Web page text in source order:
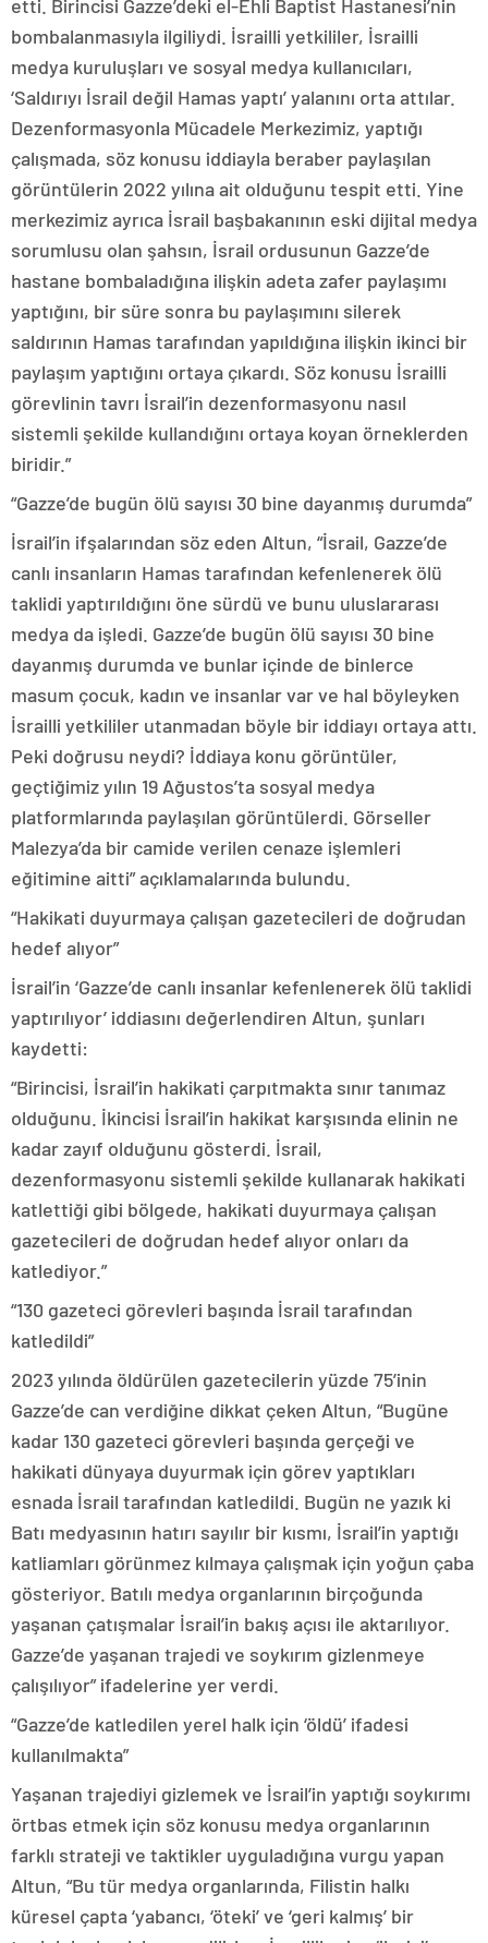
etti. Birincisi Gazze’deki el-Ehli Baptist Hastanesi’nin
bombalanmasıyla ilgiliydi. İsrailli yetkililer, İsrailli
medya kuruluşları ve sosyal medya kullanıcıları,
‘Saldırıyı İsrail değil Hamas yaptı’ yalanını orta attılar.
Dezenformasyonla Mücadele Merkezimiz, yaptığı
çalışmada, söz konusu iddiayla beraber paylaşılan
görüntülerin 2022 yılına ait olduğunu tespit etti. Yine
merkezimiz ayrıca İsrail başbakanının eski dijital medya
sorumlusu olan şahsın, İsrail ordusunun Gazze’de
hastane bombaladığına ilişkin adeta zafer paylaşımı
yaptığını, bir süre sonra bu paylaşımını silerek
saldırının Hamas tarafından yapıldığına ilişkin ikinci bir
paylaşım yaptığını ortaya çıkardı. Söz konusu İsrailli
görevlinin tavrı İsrail’in dezenformasyonu nasıl
sistemli şekilde kullandığını ortaya koyan örneklerden
biridir.”
“Gazze’de bugün ölü sayısı 30 bine dayanmış durumda”
İsrail’in ifşalarından söz eden Altun, “İsrail, Gazze’de
canlı insanların Hamas tarafından kefenlenerek ölü
taklidi yaptırıldığını öne sürdü ve bunu uluslararası
medya da işledi. Gazze’de bugün ölü sayısı 30 bine
dayanmış durumda ve bunlar içinde de binlerce
masum çocuk, kadın ve insanlar var ve hal böyleyken
İsrailli yetkililer utanmadan böyle bir iddiayı ortaya attı.
Peki doğrusu neydi? İddiaya konu görüntüler,
geçtiğimiz yılın 19 Ağustos’ta sosyal medya
platformlarında paylaşılan görüntülerdi. Görseller
Malezya’da bir camide verilen cenaze işlemleri
eğitimine aitti” açıklamalarında bulundu.
“Hakikati duyurmaya çalışan gazetecileri de doğrudan
hedef alıyor”
İsrail’in ‘Gazze’de canlı insanlar kefenlenerek ölü taklidi
yaptırılıyor’ iddiasını değerlendiren Altun, şunları
kaydetti:
“Birincisi, İsrail’in hakikati çarpıtmakta sınır tanımaz
olduğunu. İkincisi İsrail’in hakikat karşısında elinin ne
kadar zayıf olduğunu gösterdi. İsrail,
dezenformasyonu sistemli şekilde kullanarak hakikati
katlettiği gibi bölgede, hakikati duyurmaya çalışan
gazetecileri de doğrudan hedef alıyor onları da
katlediyor.”
“130 gazeteci görevleri başında İsrail tarafından
katledildi”
2023 yılında öldürülen gazetecilerin yüzde 75’inin
Gazze’de can verdiğine dikkat çeken Altun, “Bugüne
kadar 130 gazeteci görevleri başında gerçeği ve
hakikati dünyaya duyurmak için görev yaptıkları
esnada İsrail tarafından katledildi. Bugün ne yazık ki
Batı medyasının hatırı sayılır bir kısmı, İsrail’in yaptığı
katliamları görünmez kılmaya çalışmak için yoğun çaba
gösteriyor. Batılı medya organlarının birçoğunda
yaşanan çatışmalar İsrail’in bakış açısı ile aktarılıyor.
Gazze’de yaşanan trajedi ve soykırım gizlenmeye
çalışılıyor” ifadelerine yer verdi.
“Gazze’de katledilen yerel halk için ‘öldü’ ifadesi
kullanılmakta”
Yaşanan trajediyi gizlemek ve İsrail’in yaptığı soykırımı
örtbas etmek için söz konusu medya organlarının
farklı strateji ve taktikler uyguladığına vurgu yapan
Altun, “Bu tür medya organlarında, Filistin halkı
küresel çapta ‘yabancı, ‘öteki’ ve ‘geri kalmış’ bir